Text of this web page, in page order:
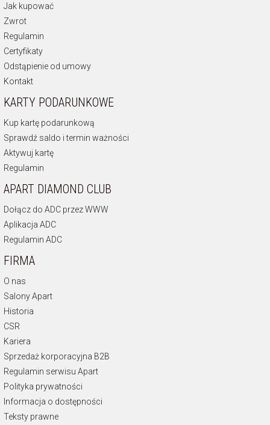
Jak kupować
Zwrot
Regulamin
Certyfikaty
Odstąpienie od umowy
Kontakt
KARTY PODARUNKOWE
Kup kartę podarunkową
Sprawdź saldo i termin ważności
Aktywuj kartę
Regulamin
APART DIAMOND CLUB
Dołącz do ADC przez WWW
Aplikacja ADC
Regulamin ADC
FIRMA
O nas
Salony Apart
Historia
CSR
Kariera
Sprzedaż korporacyjna B2B
Regulamin serwisu Apart
Polityka prywatności
Informacja o dostępności
Teksty prawne